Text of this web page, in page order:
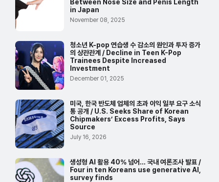
Between Nose Size and Penis Length
in Japan
November 08, 2025
청소년 K-pop 연습생 수 감소의 원인과 투자 증가
의 상관관계 / Decline in Teen K-Pop
Trainees Despite Increased
Investment
December 01, 2025
미국, 한국 반도체 업체의 초과 이익 일부 요구 소식
통 공개 / U.S. Seeks Share of Korean
Chipmakers’ Excess Profits, Says
Source
July 16, 2026
생성형 AI 활용 40% 넘어… 국내 여론조사 발표 /
Four in ten Koreans use generative AI,
survey finds